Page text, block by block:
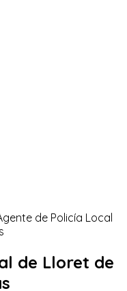
de Lloret de